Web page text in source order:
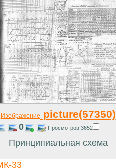
Изображение picture(57350)
0 Просмотров 3652
Принципиальная схема
33